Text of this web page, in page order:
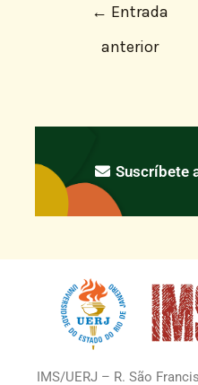
← Entrada
anterior
Suscríbete
IMS/UERJ – R. São